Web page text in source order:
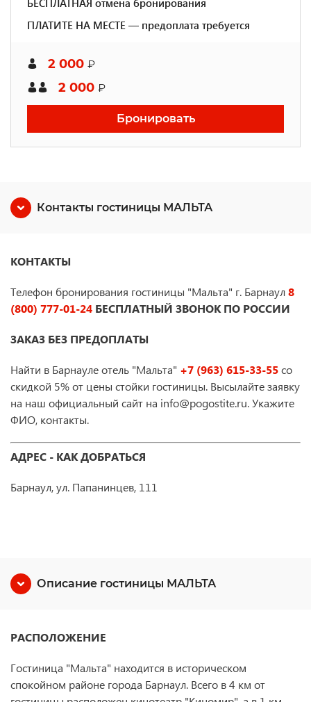
БЕСПЛАТНАЯ отмена бронирования
ПЛАТИТЕ НА МЕСТЕ — предоплата требуется
2 000 ₽
2 000 ₽
Бронировать
Контакты гостиницы МАЛЬТА
КОНТАКТЫ
Телефон бронирования гостиницы "Мальта" г. Барнаул8
(800) 777-01-24 БЕСПЛАТНЫЙ ЗВОНОК ПО РОССИИ
ЗАКАЗ БЕЗ ПРЕДОПЛАТЫ
Найти в Барнауле отель "Мальта" +7 (963) 615-33-55со
скидкой 5% от цены стойки гостиницы. Высылайте заявку
на наш официальный сайт на info@pogostite.ru. Укажите
ФИО, контакты.
АДРЕС - КАК ДОБРАТЬСЯ
Барнаул, ул. Папанинцев, 111
Описание гостиницы МАЛЬТА
РАСПОЛОЖЕНИЕ
Гостиница "Мальта" находится в историческом
спокойном районе города Барнаул. Всего в 4 км от